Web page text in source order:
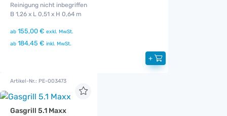
Reinigung nicht inbegriffen
B 1,26 x L 0,51 x H 0,64 m
ab 155,00 € exkl. MwSt.
ab 184,45 € inkl. MwSt.
+
Artikel-Nr.: PE-003473
Gasgrill 5.1 Maxx